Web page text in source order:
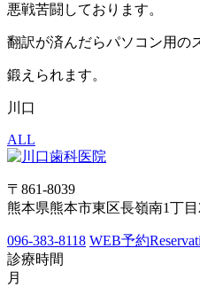
悪戦苦闘しております。
翻訳が済んだらパソコン用の
鍛えられます。
川口
ALL
〒861-8039
熊本県熊本市東区長嶺南1丁目
096-383-8118 WEB予約
診療時間
月